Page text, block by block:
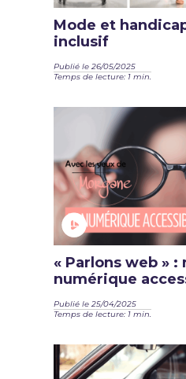
Mode et
inclusif
Publié le 26/05/2025
Temps de lecture: 1 min.
« Parlons web » :
numérique
Publié le 25/04/2025
Temps de lecture: 1 min.